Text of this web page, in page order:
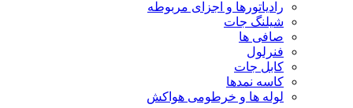
رادیاتورها و اجزای مربوطه
شیلنگ جات
صافی ها
فنرلول
کابل جات
کاسه نمدها
لوله ها و خرطومی هواکش